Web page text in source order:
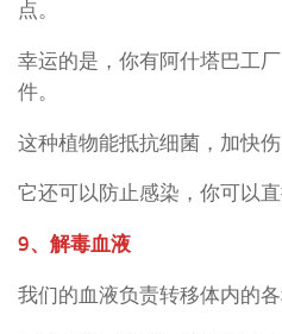
点。
幸运的是，你有阿什塔巴工
件。
这种植物能抵抗细菌，加快伤
它还可以防止感染，你可以
9、解毒血液
我们的血液负责转移体内的各